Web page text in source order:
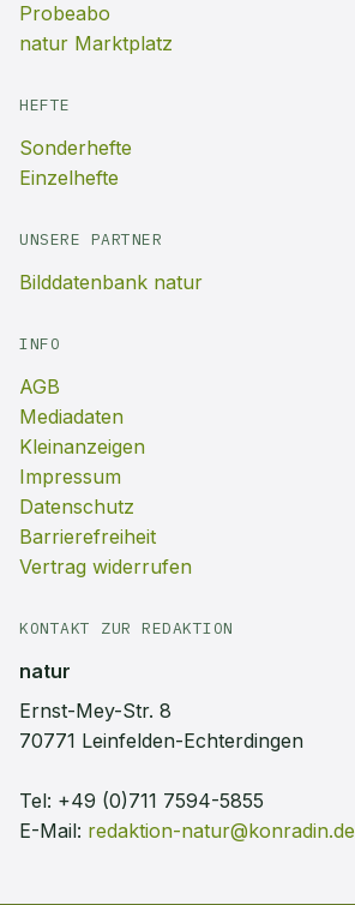
Probeabo
natur Marktplatz
HEFTE
Sonderhefte
Einzelhefte
UNSERE PARTNER
Bilddatenbank natur
INFO
AGB
Mediadaten
Kleinanzeigen
Impressum
Datenschutz
Barrierefreiheit
Vertrag widerrufen
KONTAKT ZUR REDAKTION
natur
Ernst-Mey-Str. 8
70771 Leinfelden-Echterdingen
Tel: +49 (0)711 7594-5855
E-Mail: redaktion-natur@konradin.de